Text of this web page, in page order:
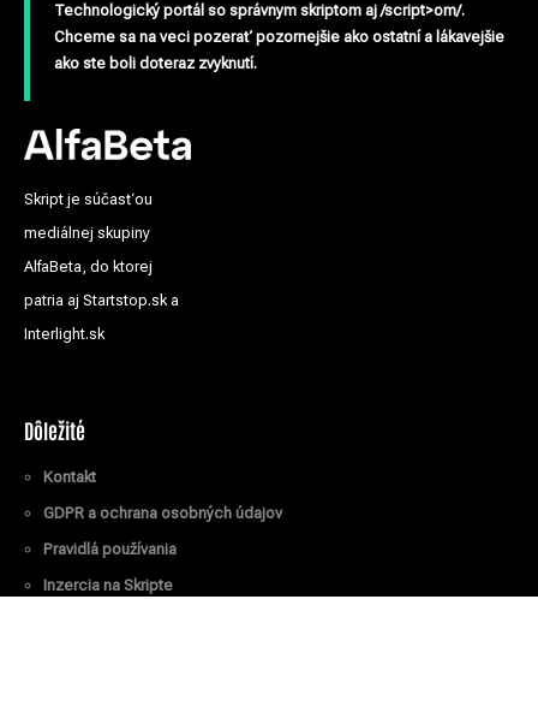
Technologický portál so správnym skriptom aj /script>om/.
Chceme sa na veci pozerať pozornejšie ako ostatní a lákavejšie
ako ste boli doteraz zvyknutí.
Skript je súčasťou
mediálnej skupiny
AlfaBeta, do ktorej
patria aj Startstop.sk a
Interlight.sk
Dôležité
Kontakt
GDPR a ochrana osobných údajov
Pravidlá používania
Inzercia na Skripte